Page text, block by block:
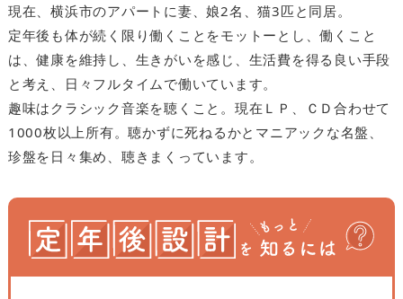
現在、横浜市のアパートに妻、娘2名、猫3匹と同居。
定年後も体が続く限り働くことをモットーとし、働くこと
は、健康を維持し、生きがいを感じ、生活費を得る良い手段
と考え、日々フルタイムで働いています。
趣味はクラシック音楽を聴くこと。現在ＬＰ、ＣＤ合わせて
1000枚以上所有。聴かずに死ねるかとマニアックな名盤、
珍盤を日々集め、聴きまくっています。